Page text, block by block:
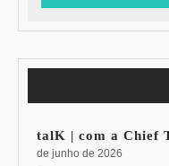
talK | com a Chief
de junho de 2026